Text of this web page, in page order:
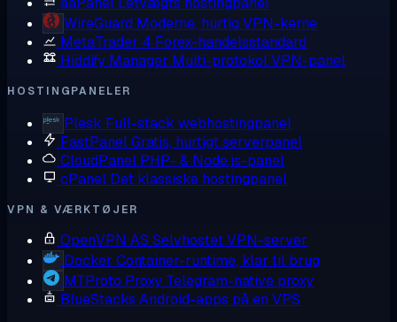
WireGuard Moderne, hurtig VPN-kerne
MetaTrader 4 Forex-handelsstandard
Hiddify Manager Multi-protokol VPN-panel
HOSTINGPANELER
Plesk Full-stack webhostingpanel
FastPanelGratis, hurtigt serverpanel
CloudPanel PHP- & Node.js-panel
cPanel Det klassiske hostingpanel
VPN & VÆRKTØJER
OpenVPN AS Selvhostet VPN-server
Docker Container-runtime, klar til brug
MTProto Proxy Telegram-native proxy
BlueStacks Android-apps på en VPS